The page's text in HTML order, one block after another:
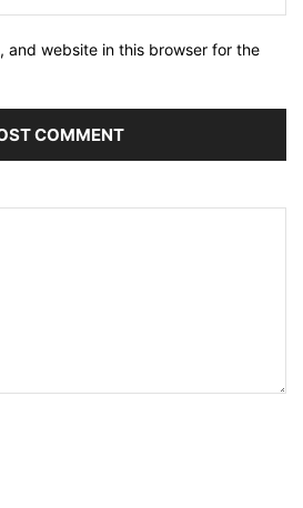
and website in this browser for the